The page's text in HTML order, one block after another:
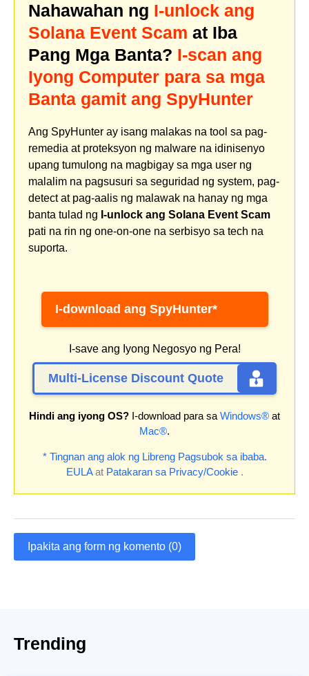
Nahawahan ng I-unlock ang
Solana Event Scam at Iba
Pang Mga Banta? I-scan ang
Iyong Computer para sa mga
Banta gamit ang SpyHunter
Ang SpyHunter ay isang malakas na tool sa pag-
remedia at proteksyon ng malware na idinisenyo
upang tumulong na magbigay sa mga user ng
malalim na pagsusuri sa seguridad ng system, pag-
detect at pag-aalis ng malawak na hanay ng mga
banta tulad ng I-unlock ang Solana Event Scam
pati na rin ng one-on-one na serbisyo sa tech na
suporta.
I-download ang SpyHunter*
I-save ang Iyong Negosyo ng Pera!
Multi-License Discount Quote
Hindi ang iyong OS? I-download para sa Windows® at
Mac®.
* Tingnan ang alok ng Libreng Pagsubok sa ibaba.
EULAat Patakaran sa Privacy/Cookie.
Ipakita ang form ng komento (0)
Trending